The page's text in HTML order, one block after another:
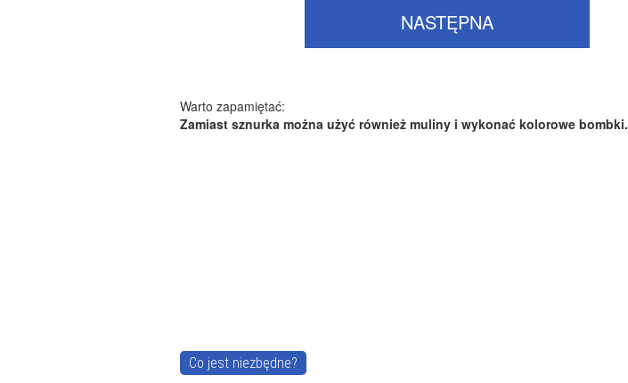
NASTĘPNA
Warto zapamiętać:
Zamiast sznurka można użyć również muliny i wykonać kolorowe bombki.
Co jest niezbędne?